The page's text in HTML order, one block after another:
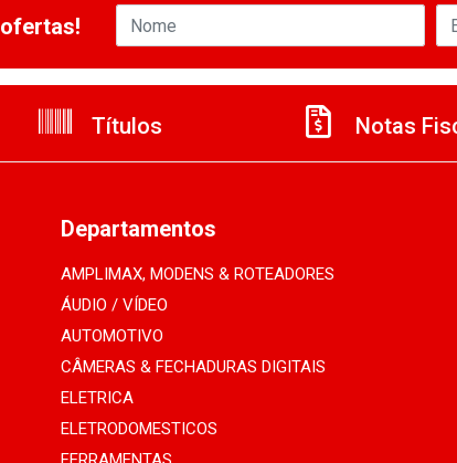
Títulos Notas
Departamentos
AMPLIMAX, MODENS & ROTEADORES
ÁUDIO / VÍDEO
AUTOMOTIVO
CÂMERAS & FECHADURAS DIGITAIS
ELETRICA
ELETRODOMESTICOS